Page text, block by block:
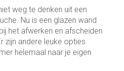
weg te denken uit een
Nu is een glazen wand
bij het afwerken en afscheiden
zijn andere leuke opties
helemaal naar je eigen